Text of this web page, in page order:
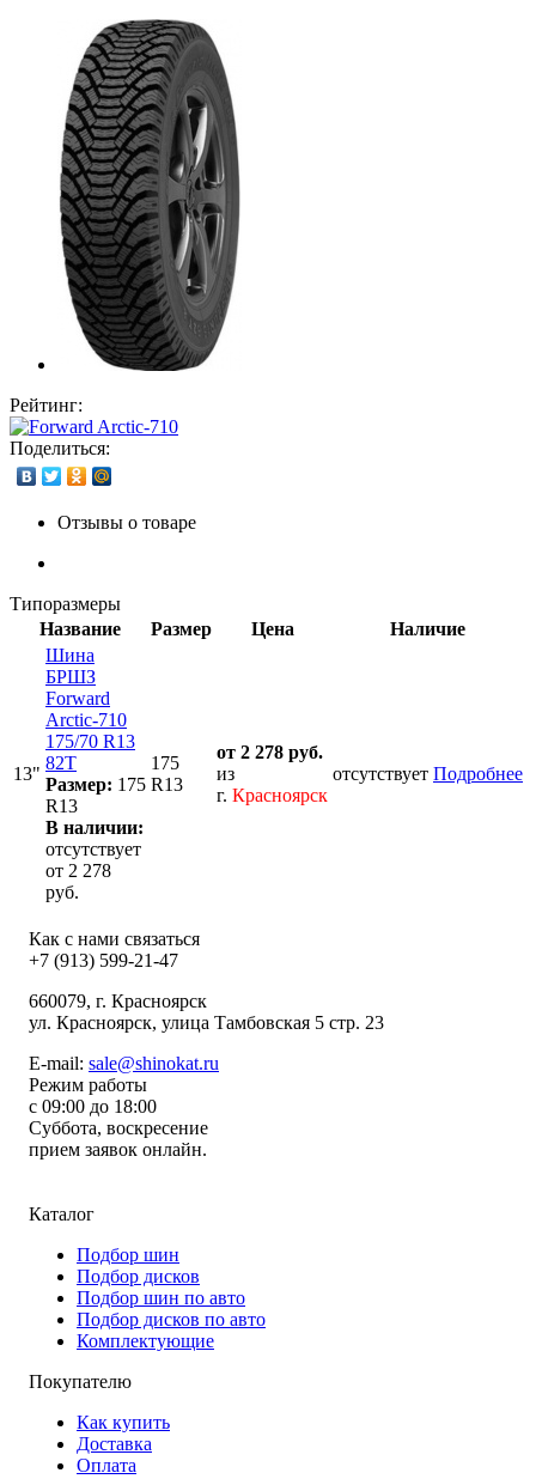
Рейтинг:
Поделиться:
Отзывы о товаре
Типоразмеры
Название
Размер Цена Наличие
13"
Шина
БРШЗ
Forward
Arctic-710
175/70 R13
82T
Размер: 175
R13
В наличии:
отсутствует
от 2 278
руб.
175
R13
от 2 278 руб.
из
г. Красноярск
отсутствует Подробнее
Как с нами связаться
+7 (913) 599-21-47
660079, г. Красноярск
ул. Красноярск, улица Тамбовская 5 стр. 23
E-mail: sale@shinokat.ru
Режим работы
с 09:00 до 18:00
Суббота, воскресение
прием заявок онлайн.
Каталог
Подбор шин
Подбор дисков
Подбор шин по авто
Подбор дисков по авто
Комплектующие
Покупателю
Как купить
Доставка
Оплата